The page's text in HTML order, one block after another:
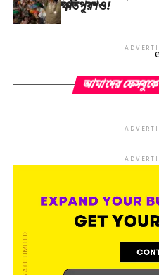
ক্ষতিপূরণও!
আমাদের